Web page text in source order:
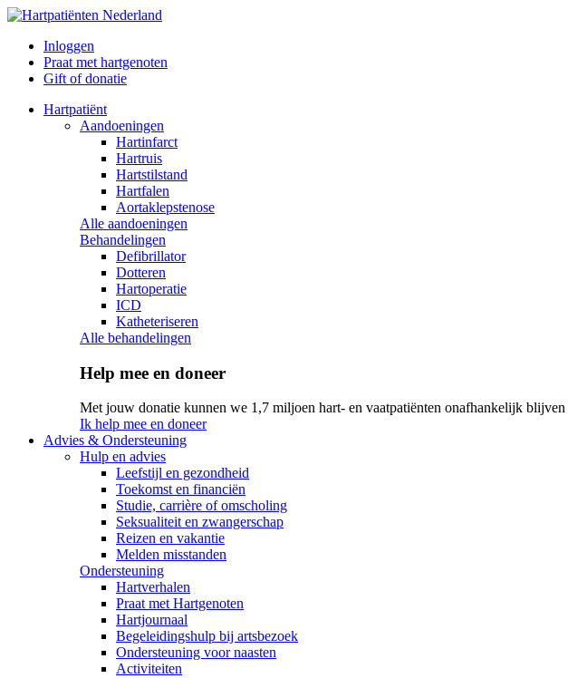
Inloggen
Praat met hartgenoten
Gift of donatie
Hartpatiënt
Aandoeningen
Hartinfarct
Hartruis
Hartstilstand
Hartfalen
Aortaklepstenose
Alle aandoeningen
Behandelingen
Defibrillator
Dotteren
Hartoperatie
ICD
Katheteriseren
Alle behandelingen
Help mee en doneer
Met jouw donatie kunnen we 1,7 miljoen hart- en vaatpatiënten onafhankelijk blijven
Ik help mee en doneer
Advies & Ondersteuning
Hulp en advies
Leefstijl en gezondheid
Toekomst en financiën
Studie, carrière of omscholing
Seksualiteit en zwangerschap
Reizen en vakantie
Melden misstanden
Ondersteuning
Hartverhalen
Praat met Hartgenoten
Hartjournaal
Begeleidingshulp bij artsbezoek
Ondersteuning voor naasten
Activiteiten